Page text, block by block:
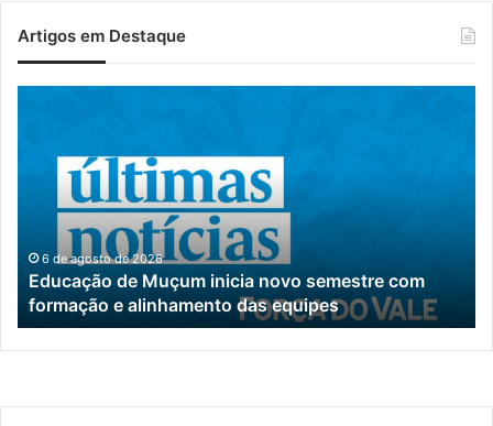
Artigos em Destaque
Muçum inicia novo semestre com
das equipes
com
autismo
pelo
SUS
Estrela terá
de pessoas